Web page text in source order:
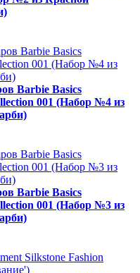
Barbie Basics
001 (Набор №4 из
Barbie Basics
001 (Набор №3 из